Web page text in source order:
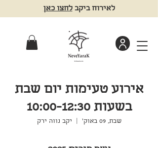
לאירוח ביקבלחצו כאן
אירוע טעימות יום שבת
בשעות 10:00-12:30
שבת, 09 באוק׳ יקב נווה ירק